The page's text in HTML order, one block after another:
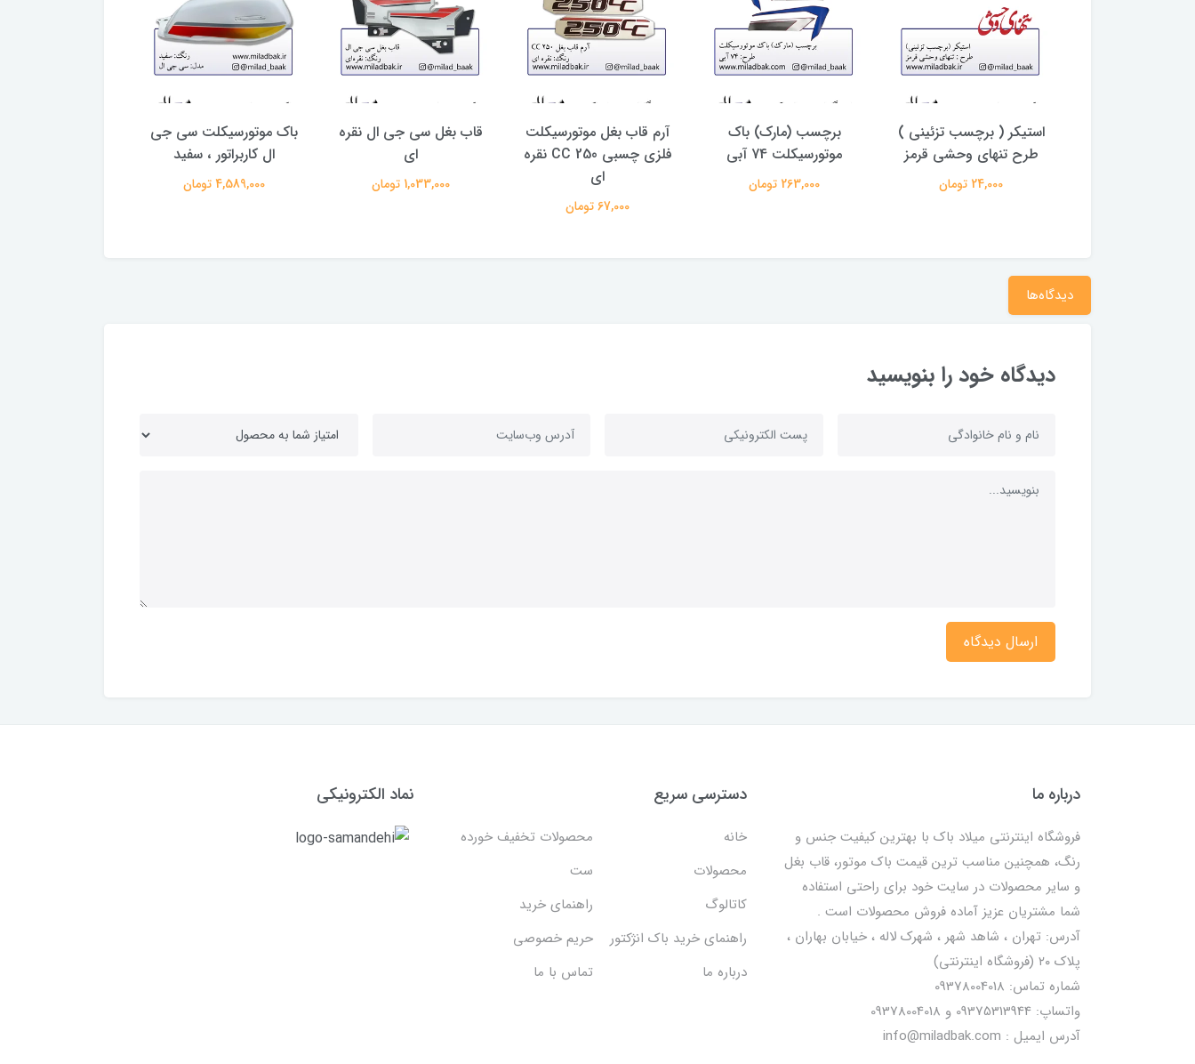
استیکر ( برچسب تزئینی )
طرح تنهای وحشی قرمز
24,000 تومان
برچسب (مارک) باک
موتورسیکلت 74 آبی
263,000 تومان
آرم قاب بغل موتورسیکلت
فلزی چسبی 250 CC نقره
ای
67,000 تومان
قاب بغل سی جی ال نقره
ای
1,033,000 تومان
باک موتورسیکلت سی جی
ال کاربراتور ، سفید
4,589,000 تومان
دیدگاه‌ها
دیدگاه خود را بنویسید
ارسال دیدگاه
درباره ما
فروشگاه اینترنتی میلاد باک با بهترین کیفیت جنس و
رنگ، همچنین مناسب ترین قیمت باک موتور، قاب بغل
و سایر محصولات در سایت خود برای راحتی استفاده
شما مشتریان عزیز آماده فروش محصولات است .
آدرس: تهران ، شاهد شهر ، شهرک لاله ، خیابان بهاران ،
پلاک ۲۰ (فروشگاه اینترنتی)
شماره تماس: 09378004018
واتساپ: 09375313944 و 09378004018
آدرس ایمیل : info@miladbak.com
دسترسی سریع
خانه
محصولات تخفیف خورده
محصولات
ست
کاتالوگ
راهنمای خرید
راهنمای خرید باک انژکتور
حریم خصوصی
درباره ما
تماس با ما
نماد الکترونیکی